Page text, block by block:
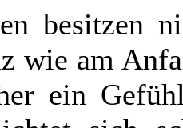
besitzen
wie am
ein